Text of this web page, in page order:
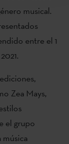
musical.
entre el 1
Zea Mays,
el grupo